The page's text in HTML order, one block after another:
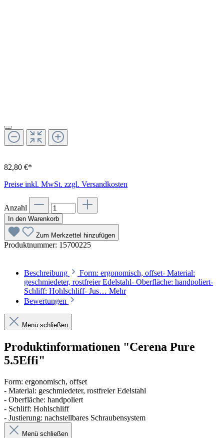
82,80 €*
Preise inkl. MwSt. zzgl. Versandkosten
Anzahl
In den Warenkorb
Zum Merkzettel hinzufügen
Produktnummer: 15700225
Beschreibung
Form: ergonomisch, offset- Material:
geschmiedeter, rostfreier Edelstahl- Oberfläche: handpoliert-
Schliff: Hohlschliff- Jus… Mehr
Bewertungen
Menü schließen
Produktinformationen "Cerena Pure
5.5Effi"
Form: ergonomisch, offset
- Material: geschmiedeter, rostfreier Edelstahl
- Oberfläche: handpoliert
- Schliff: Hohlschliff
- Justierung: nachstellbares Schraubensystem
Menü schließen